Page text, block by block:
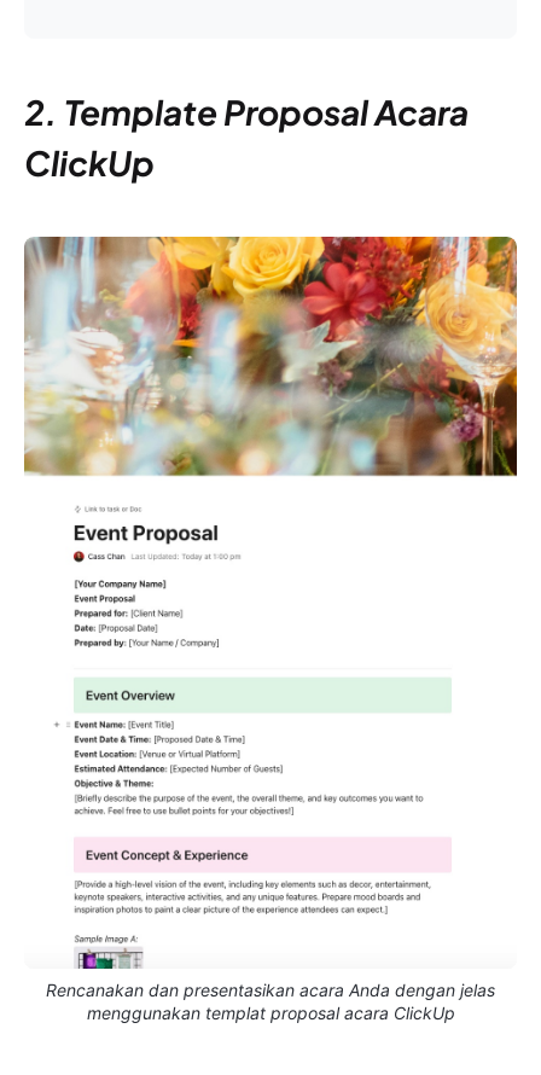
2. Template Proposal Acara
ClickUp
Rencanakan dan presentasikan acara Anda dengan jelas
menggunakan templat proposal acara ClickUp